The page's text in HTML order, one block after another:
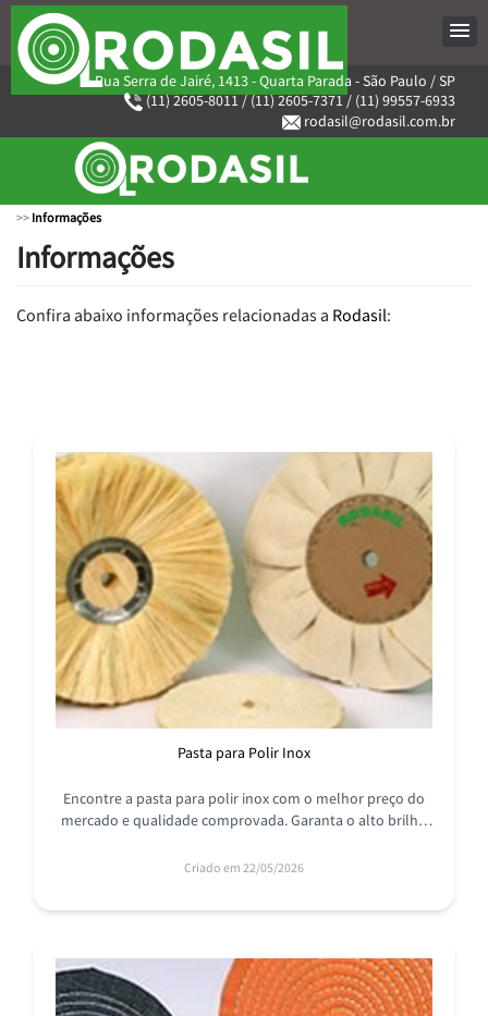
Rua Serra de Jairé, 1413 - Quarta Parada - São Paulo / SP
(11) 2605-8011/(11) 2605-7371/ (11) 99557-6933
rodasil@rodasil.com.br
>> Informações
Informações
Confira abaixo informações relacionadas a Rodasil:
Pasta para Polir Inox
Encontre a pasta para polir inox com o melhor preço do
mercado e qualidade comprovada. Garanta o alto brilho
Criado em 22/05/2026